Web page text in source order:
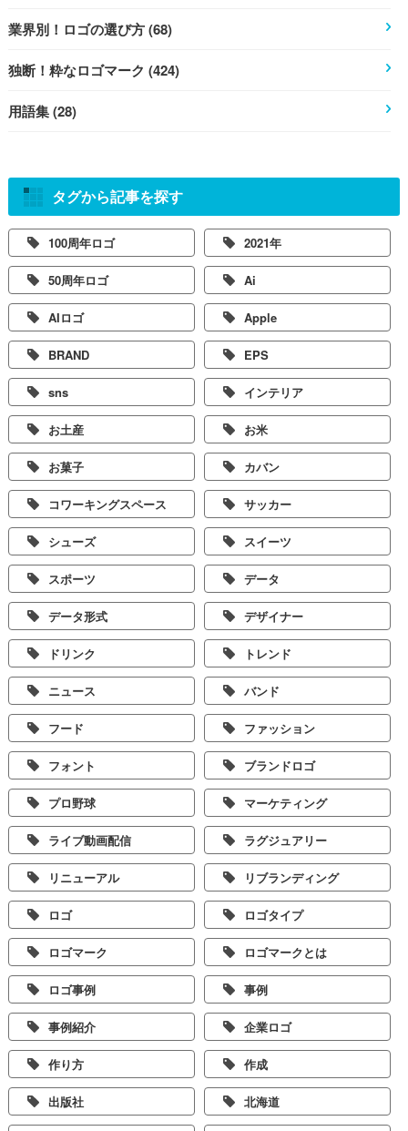
業界別！ロゴの選び方 (68)
独断！粋なロゴマーク (424)
用語集 (28)
タグから記事を探す
100周年ロゴ 2021年
50周年ロゴ Ai
AIロゴ Apple
BRAND EPS
sns インテリア
お土産 お米
お菓子 カバン
コワーキングスペース サッカー
シューズ スイーツ
スポーツ データ
データ形式 デザイナー
ドリンク トレンド
ニュース バンド
フード ファッション
フォント ブランドロゴ
プロ野球 マーケティング
ライブ動画配信 ラグジュアリー
リニューアル リブランディング
ロゴ ロゴタイプ
ロゴマーク ロゴマークとは
ロゴ事例 事例
事例紹介 企業ロゴ
作り方 作成
出版社 北海道